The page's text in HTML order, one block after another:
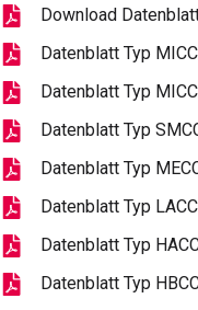
Download
Datenblatt Typ MICC
Datenblatt Typ
Datenblatt Typ
Datenblatt Typ
Datenblatt Typ LACC
Datenblatt Typ
Datenblatt Typ